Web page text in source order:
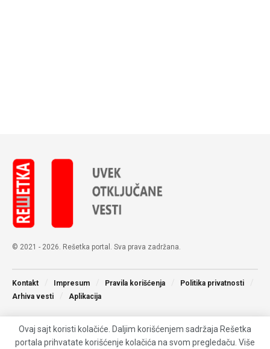
© 2021 - 2026. Rešetka portal. Sva prava zadržana.
Kontakt Impresum Pravila korišćenja
Politika privatnosti
Arhiva vesti
Aplikacija
Ovaj sajt koristi kolačiće. Daljim korišćenjem sadržaja Rešetka
portala prihvatate korišćenje kolačića na svom pregledaču. Više